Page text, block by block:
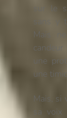
sur le
sans y
Mais
une
une
Mais, si
sa